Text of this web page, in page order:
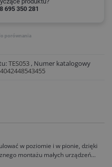
695 350 281
porównania
TES053 , Numer katalogowy
4042448543455
w poziomie i w pionie, dzięki
montażu małych urządzeń